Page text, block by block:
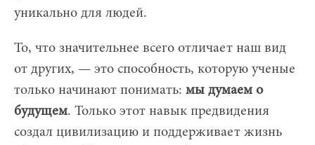
уникально для людей.
То, что значительнее всего отличает наш вид
от других, — это способность, которую ученые
только начинают понимать: мы думаем о
будущем. Только этот навык предвидения
создал цивилизацию и поддерживает жизнь